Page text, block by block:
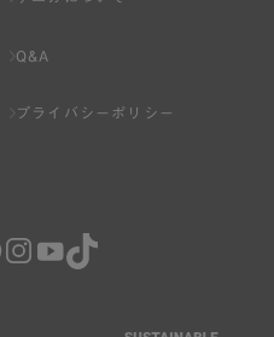
Q&A
プライバシーポリシー